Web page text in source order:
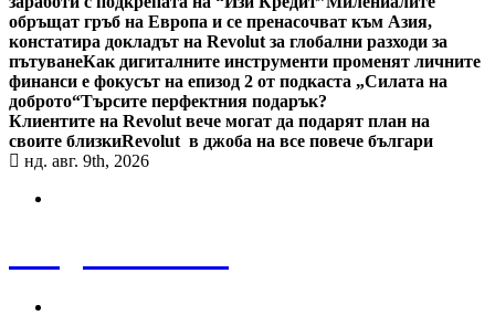
обръщат гръб на Европа и се пренасочват към Азия,
констатира докладът на Revolut за глобални разходи за
пътуванеКак дигиталните инструменти променят личните
финанси е фокусът на епизод 2 от подкаста „Силата на
доброто“Търсите перфектния подарък?
Клиентите на Revolut вече могат да подарят план на
своите близкиRevolut в джоба на все повече българи
нд. авг. 9th, 2026